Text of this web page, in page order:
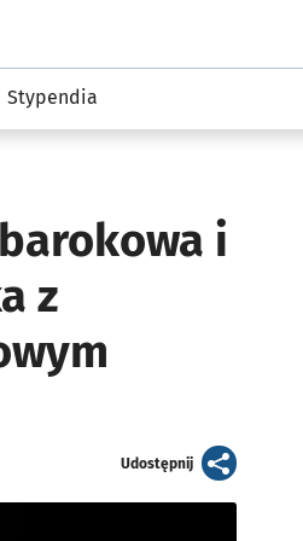
Stypendia
i
z
Udostępnijartykuł